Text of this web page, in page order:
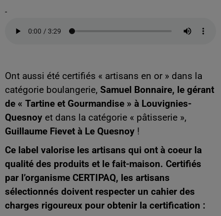
-
Ont aussi été certifiés « artisans en or » dans la
catégorie boulangerie, Samuel Bonnaire, le gérant
de « Tartine et Gourmandise » à Louvignies-
Quesnoy et dans la catégorie « pâtisserie »,
Guillaume Fievet à Le Quesnoy !
Ce label valorise les artisans qui ont à coeur la
qualité des produits et le fait-maison. Certifiés
par l’organisme CERTIPAQ, les artisans
sélectionnés doivent respecter un cahier des
charges rigoureux pour obtenir la certification :